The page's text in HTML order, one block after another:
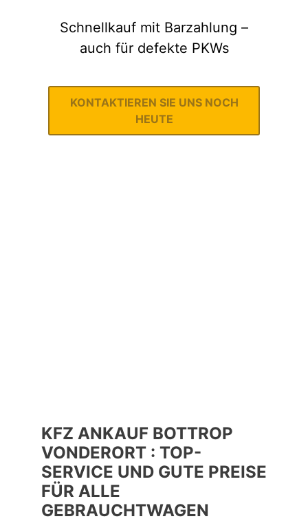
Schnellkauf mit Barzahlung –
auch für defekte PKWs
KONTAKTIEREN SIE UNS NOCH
HEUTE
KFZ ANKAUF BOTTROP
VONDERORT : TOP-
SERVICE UND GUTE PREISE
FÜR ALLE
GEBRAUCHTWAGEN